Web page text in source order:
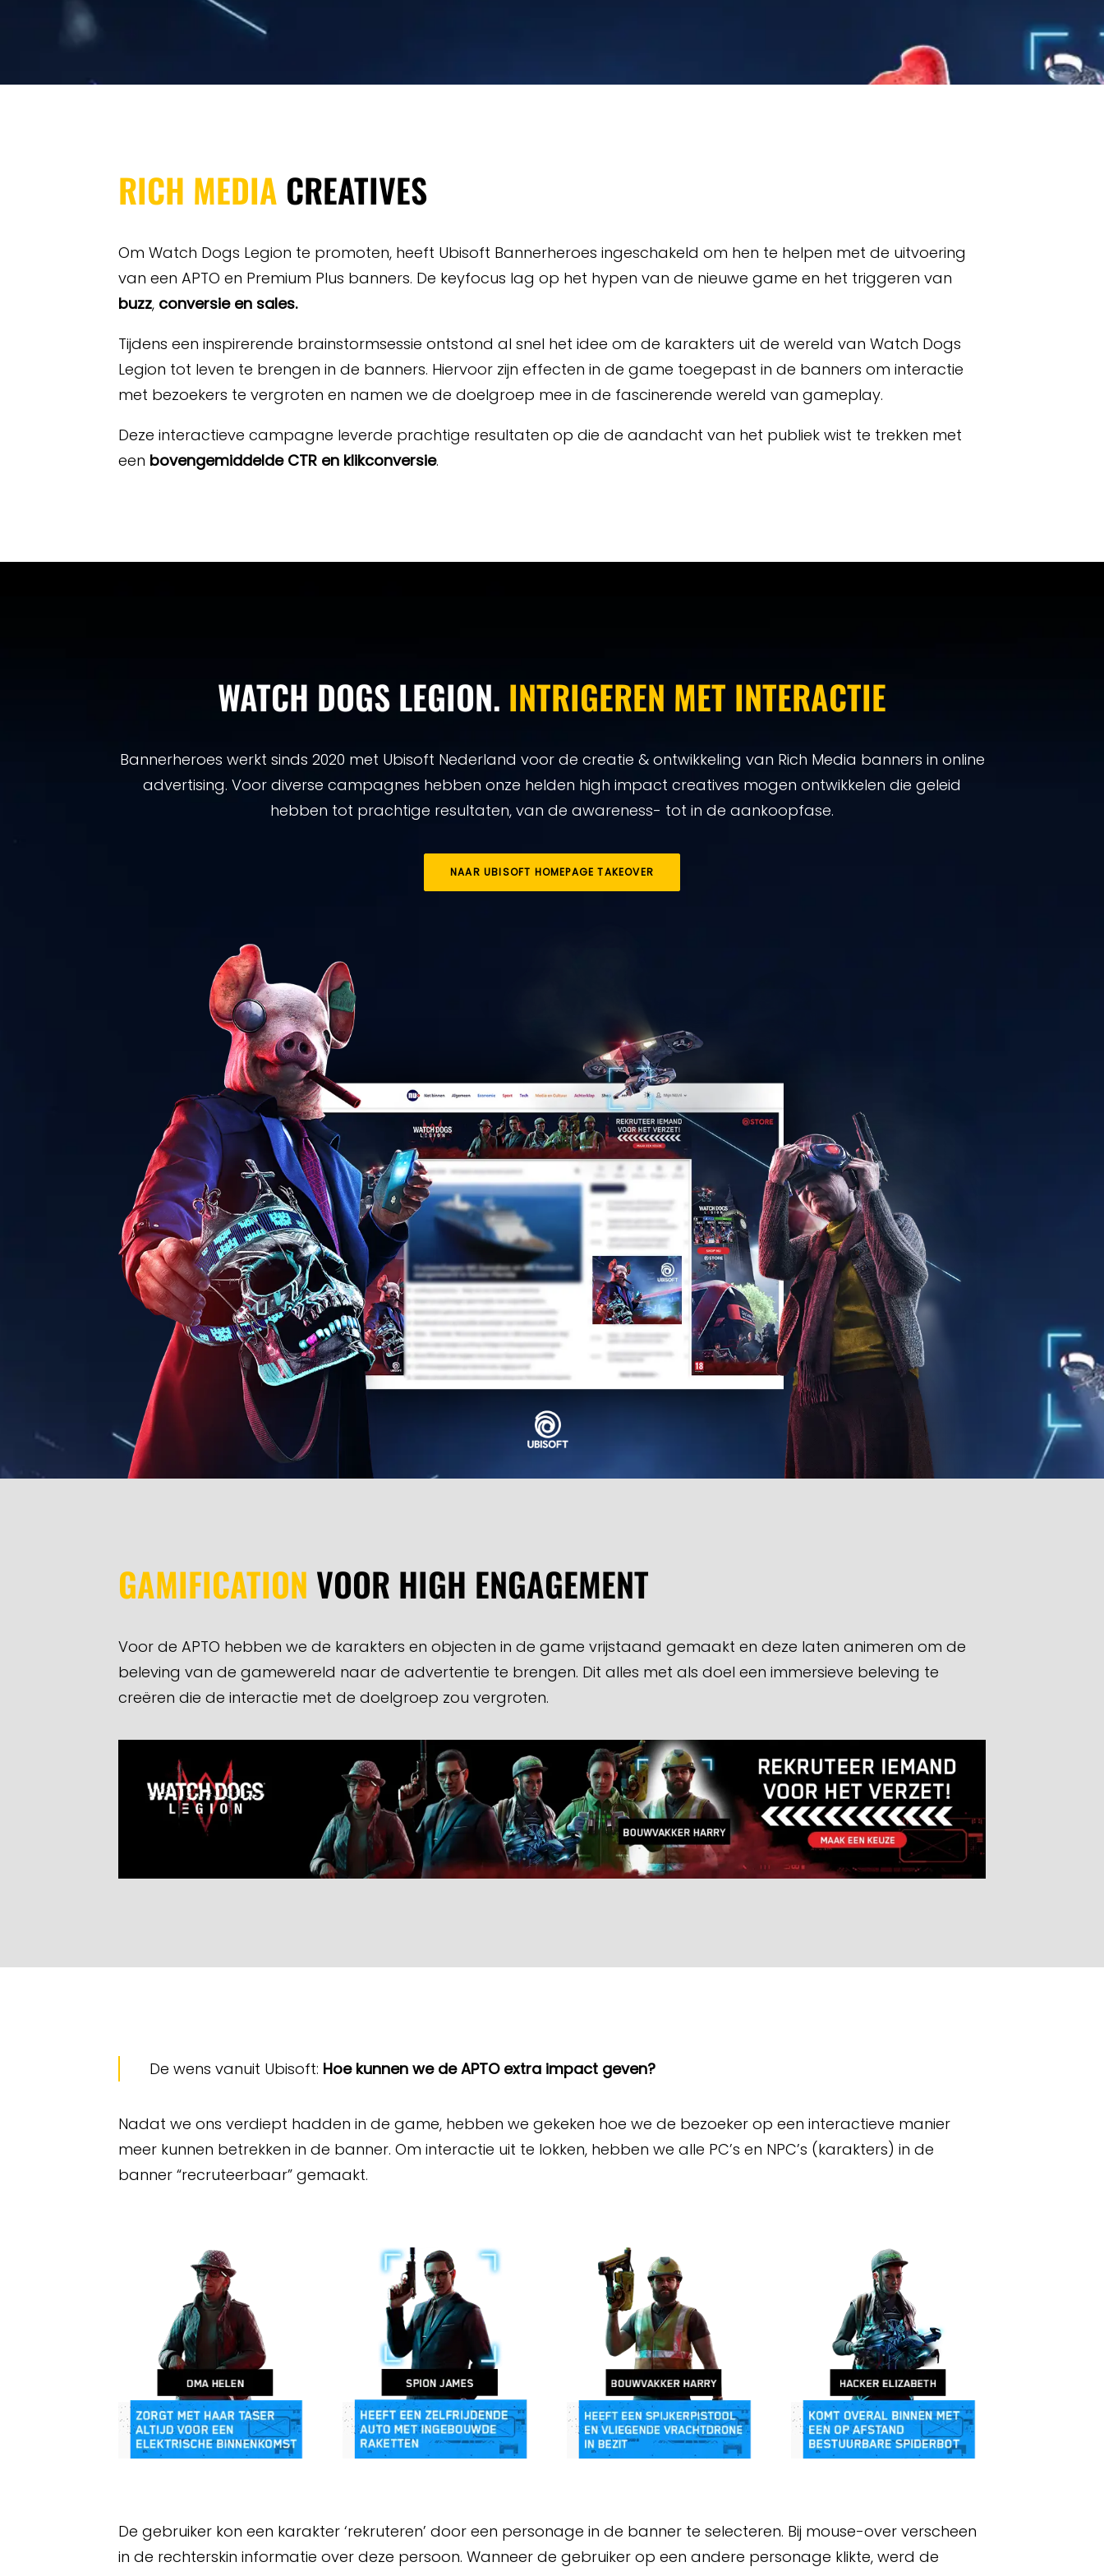
RICH MEDIA CREATIVES
Om Watch Dogs Legion te promoten, heeft Ubisoft Bannerheroes ingeschakeld om hen te helpen met de uitvoering
van een APTO en Premium Plus banners. De keyfocus lag op het hypen van de nieuwe game en het triggeren van
buzz, conversie en sales.
Tijdens een inspirerende brainstormsessie ontstond al snel het idee om de karakters uit de wereld van Watch Dogs
Legion tot leven te brengen in de banners. Hiervoor zijn effecten in de game toegepast in de banners om interactie
met bezoekers te vergroten en namen we de doelgroep mee in de fascinerende wereld van gameplay.
Deze interactieve campagne leverde prachtige resultaten op die de aandacht van het publiek wist te trekken met
een bovengemiddelde CTR en klikconversie.
WATCH DOGS LEGION. INTRIGEREN MET INTERACTIE
Bannerheroes werkt sinds 2020 met Ubisoft Nederland voor de creatie & ontwikkeling van Rich Media banners in online
advertising. Voor diverse campagnes hebben onze helden high impact creatives mogen ontwikkelen die geleid
hebben tot prachtige resultaten, van de awareness- tot in de aankoopfase.
NAAR UBISOFT HOMEPAGE TAKEOVER
GAMIFICATION VOOR HIGH ENGAGEMENT
Voor de APTO hebben we de karakters en objecten in de game vrijstaand gemaakt en deze laten animeren om de
beleving van de gamewereld naar de advertentie te brengen. Dit alles met als doel een immersieve beleving te
creëren die de interactie met de doelgroep zou vergroten.
De wens vanuit Ubisoft: Hoe kunnen we de APTO extra impact geven?
Nadat we ons verdiept hadden in de game, hebben we gekeken hoe we de bezoeker op een interactieve manier
meer kunnen betrekken in de banner. Om interactie uit te lokken, hebben we alle PC’s en NPC’s (karakters) in de
banner “recruteerbaar” gemaakt.
De gebruiker kon een karakter ‘rekruteren’ door een personage in de banner te selecteren. Bij mouse-over verscheen
in de rechterskin informatie over deze persoon. Wanneer de gebruiker op een andere personage klikte, werd de